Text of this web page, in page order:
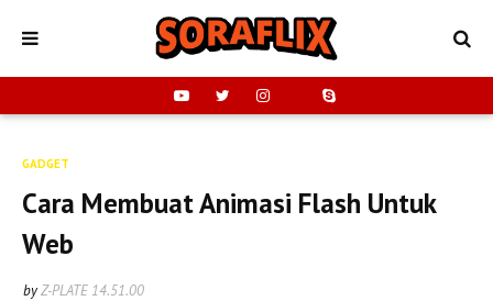
GADGET
Cara Membuat Animasi Flash Untuk
Web
byZ-PLATE 14.51.00